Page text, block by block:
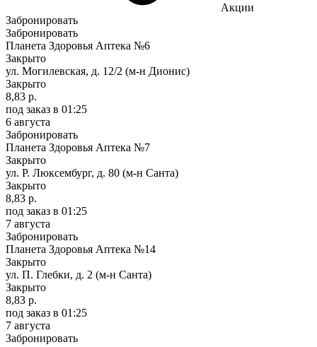
Акции
Забронировать
Забронировать
Планета Здоровья Аптека №6
Закрыто
ул. Могилевская, д. 12/2 (м-н Дионис)
Закрыто
8,83 р.
под заказ в 01:25
6 августа
Забронировать
Планета Здоровья Аптека №7
Закрыто
ул. Р. Люксембург, д. 80 (м-н Санта)
Закрыто
8,83 р.
под заказ в 01:25
7 августа
Забронировать
Планета Здоровья Аптека №14
Закрыто
ул. П. Глебки, д. 2 (м-н Санта)
Закрыто
8,83 р.
под заказ в 01:25
7 августа
Забронировать